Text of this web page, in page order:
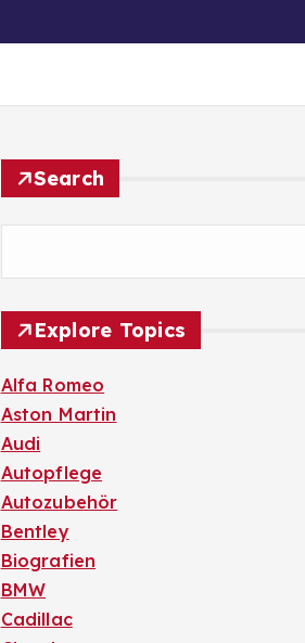
Search
Explore Topics
Alfa Romeo
Aston Martin
Audi
Autopflege
Autozubehör
Bentley
Biografien
BMW
Cadillac